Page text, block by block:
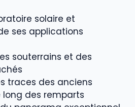
solaire et
ses applications
souterrains et des
traces des anciens
long des remparts